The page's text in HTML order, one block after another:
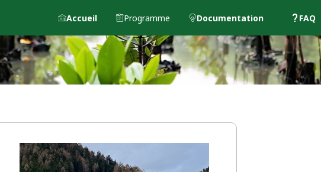
Accueil Programme Documentation FAQ